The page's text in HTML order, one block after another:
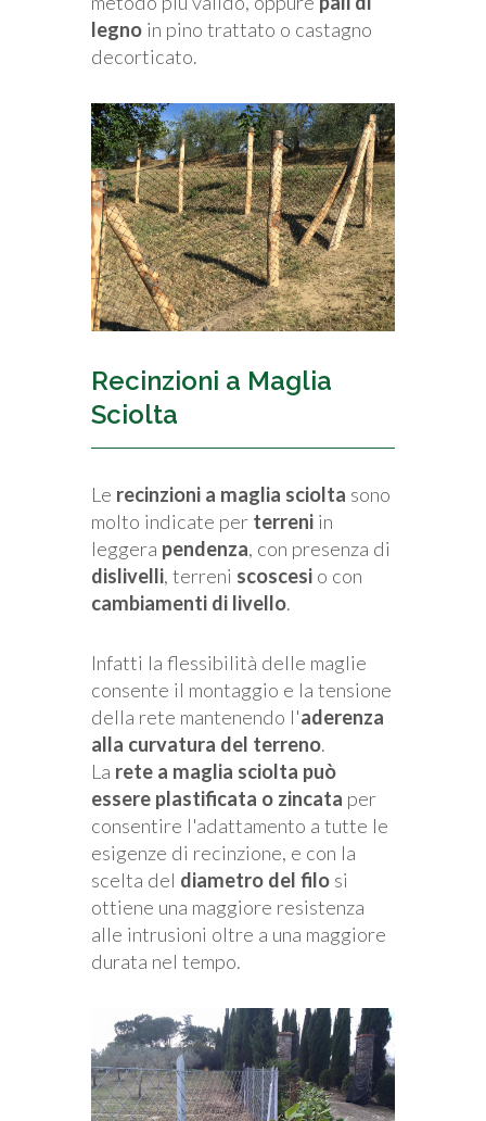
legno in pino trattato o castagno
decorticato.
Recinzioni a Maglia
Sciolta
Le recinzioni a maglia sciolta sono
molto indicate per terreni in
leggera pendenza, con presenza di
dislivelli, terreni scoscesi o con
cambiamenti di livello.
Infatti la flessibilità delle maglie
consente il montaggio e la tensione
della rete mantenendo l'aderenza
alla curvatura del terreno.
La rete a maglia sciolta può
essere plastificata o zincata per
consentire l'adattamento a tutte le
esigenze di recinzione, e con la
scelta del diametro del filo si
ottiene una maggiore resistenza
alle intrusioni oltre a una maggiore
durata nel tempo.